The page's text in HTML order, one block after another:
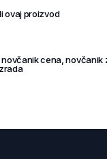
ovaj proizvod
novčanik cena ,novčanik